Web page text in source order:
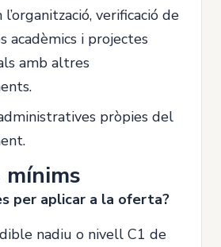
verificació de
acadèmics i projectes
amb altres
pròpies del
mínims
per aplicar a la oferta?
nadiu o nivell C1 de